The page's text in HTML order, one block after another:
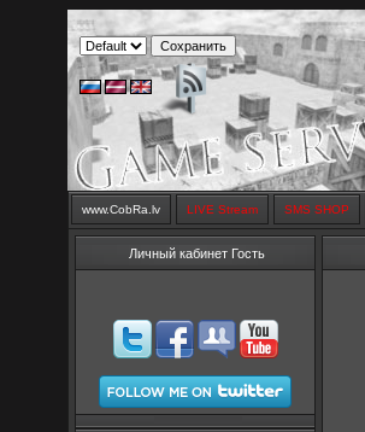
www.CobRa.lv LIVE Stream SMS SHOP
Личный кабинет Гость